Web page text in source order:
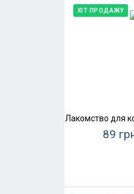
ХІТ ПРОДАЖУ
Лакомство для
89